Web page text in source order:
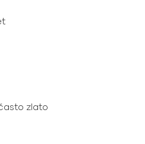
zlato